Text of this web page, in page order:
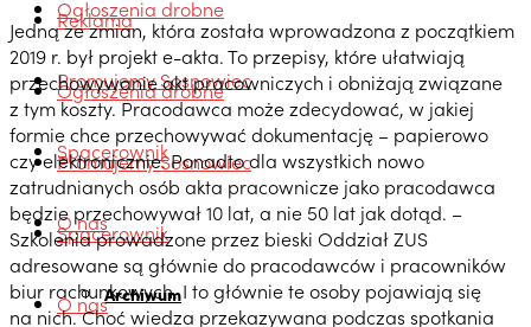
Ogłoszenia drobne
Promujemy Sosnowiec
Spacerownik
O nas
Archiwum
Reklama
Ogłoszenia drobne
Promujemy Sosnowiec
Spacerownik
O nas
Jedną ze zmian, która została wprowadzona z początkiem
2019 r. był projekt e-akta. To przepisy, które ułatwiają
przechowywanie akt pracowniczych i obniżają związane
z tym koszty. Pracodawca może zdecydować, w jakiej
formie chce przechowywać dokumentację – papierowo
czy elektronicznie. Ponadto dla wszystkich nowo
zatrudnianych osób akta pracownicze jako pracodawca
będzie przechowywał 10 lat, a nie 50 lat jak dotąd. –
Szkolenia prowadzone przez bieski Oddział ZUS
adresowane są głównie do pracodawców i pracowników
biur rachunkowych. I to głównie te osoby pojawiają się
na nich. Choć wiedza przekazywana podczas spotkania